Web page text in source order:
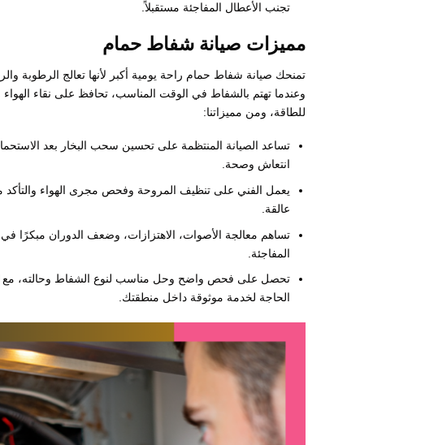
تجنب الأعطال المفاجئة مستقبلاً.
مميزات صيانة شفاط حمام
تمنحك صيانة شفاط حمام راحة يومية أكبر لأنها تعالج الرطوبة
وعندما تهتم بالشفاط في الوقت المناسب، تحافظ على نقاء الهواء
للطاقة، ومن مميزاتنا:
تساعد الصيانة المنتظمة على تحسين سحب البخار بعد
انتعاش وصحة.
يعمل الفني على تنظيف المروحة وفحص مجرى الهواء والتأكد
عالقة.
تساهم معالجة الأصوات، الاهتزازات، وضعف الدوران مبكرًا في
المفاجئة.
تحصل على فحص واضح وحل مناسب لنوع الشفاط وحالته، مع
الحاجة لخدمة موثوقة داخل منطقتك.